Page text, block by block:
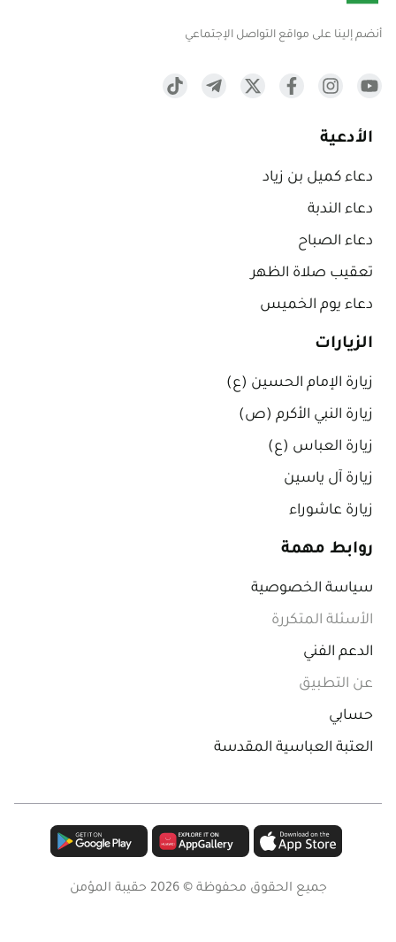
أنضم إلينا على مواقع التواصل الإجتماعي
الأدعية
دعاء كميل بن زياد
دعاء الندبة
دعاء الصباح
تعقيب صلاة الظهر
دعاء يوم الخميس
الزيارات
زيارة الإمام الحسين (ع)
زيارة النبي الأكرم (ص)
زيارة العباس (ع)
زيارة آل ياسين
زيارة عاشوراء
روابط مهمة
سياسة الخصوصية
الأسئلة المتكررة
الدعم الفني
عن التطبيق
حسابي
العتبة العباسية المقدسة
جميع الحقوق محفوظة ©2026 حقيبة المؤمن